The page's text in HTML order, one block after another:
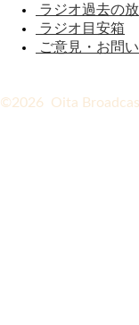
ラジオ過去の
ラジオ目安箱
ご意見・お問
©2026 Oita